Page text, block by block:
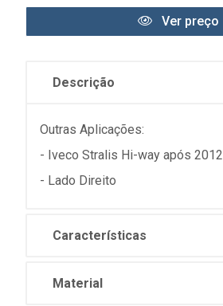
Ver preço
Descrição
Outras Aplicações:
- Iveco Stralis Hi-way após 2012
- Lado Direito
Características
Material